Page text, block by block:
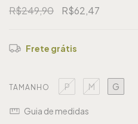
R$249,90
R$62,47
Frete grátis
TAMANHO P M G
Guia de medidas